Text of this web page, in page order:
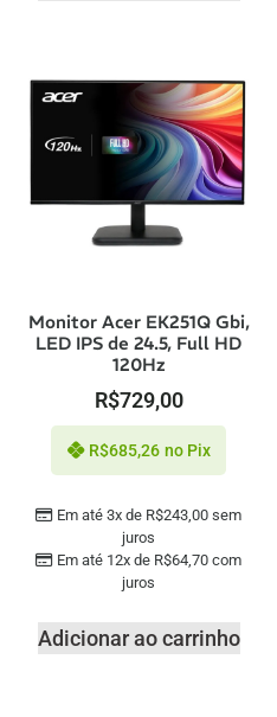
Monitor Acer EK251Q Gbi,
LED IPS de 24.5, Full HD
120Hz
R$729,00
Em até 3x de R$243,00 sem
juros
Em até 12x de R$64,70 com
juros
R$685,26 no Pix
Adicionar ao carrinho